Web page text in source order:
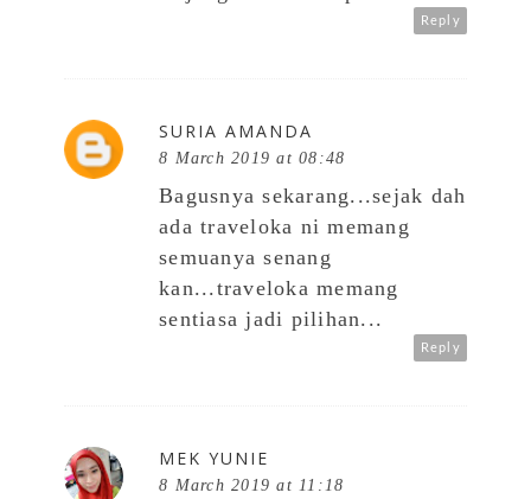
Reply
SURIA AMANDA
8 March 2019 at 08:48
Bagusnya sekarang...sejak dah
ada traveloka ni memang
semuanya senang
kan...traveloka memang
sentiasa jadi pilihan...
Reply
MEK YUNIE
8 March 2019 at 11:18